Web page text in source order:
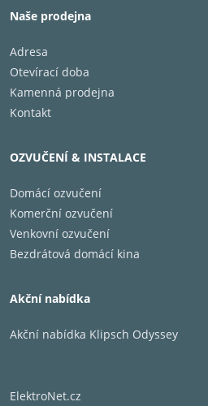
Naše prodejna
Adresa
Otevírací doba
Kamenná prodejna
Kontakt
OZVUČENÍ & INSTALACE
Domácí ozvučení
Komerční ozvučení
Venkovní ozvučení
Bezdrátová domácí kina
Akční nabídka
Akční nabídka Klipsch Odyssey
ElektroNet.cz